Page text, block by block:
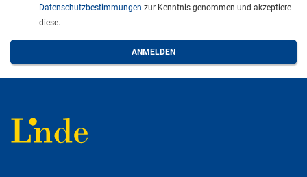
Datenschutzbestimmungen zur Kenntnis genommen und akzeptiere
diese.